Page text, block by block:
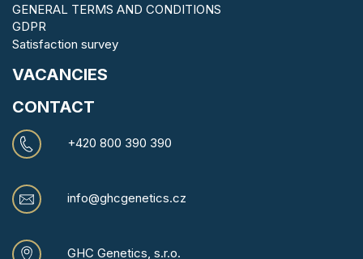
GENERAL TERMS AND CONDITIONS
GDPR
Satisfaction survey
VACANCIES
CONTACT
+420 800 390 390
info@ghcgenetics.cz
GHC Genetics, s.r.o.